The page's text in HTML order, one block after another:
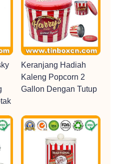
Keranjang Hadiah
Kaleng Popcorn 2
Gallon Dengan Tutup